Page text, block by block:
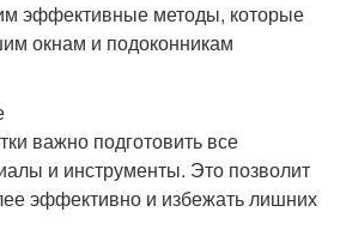
эффективные методы, которые
окнам и подоконникам
важно подготовить все
и инструменты. Это позволит
эффективно и избежать лишних